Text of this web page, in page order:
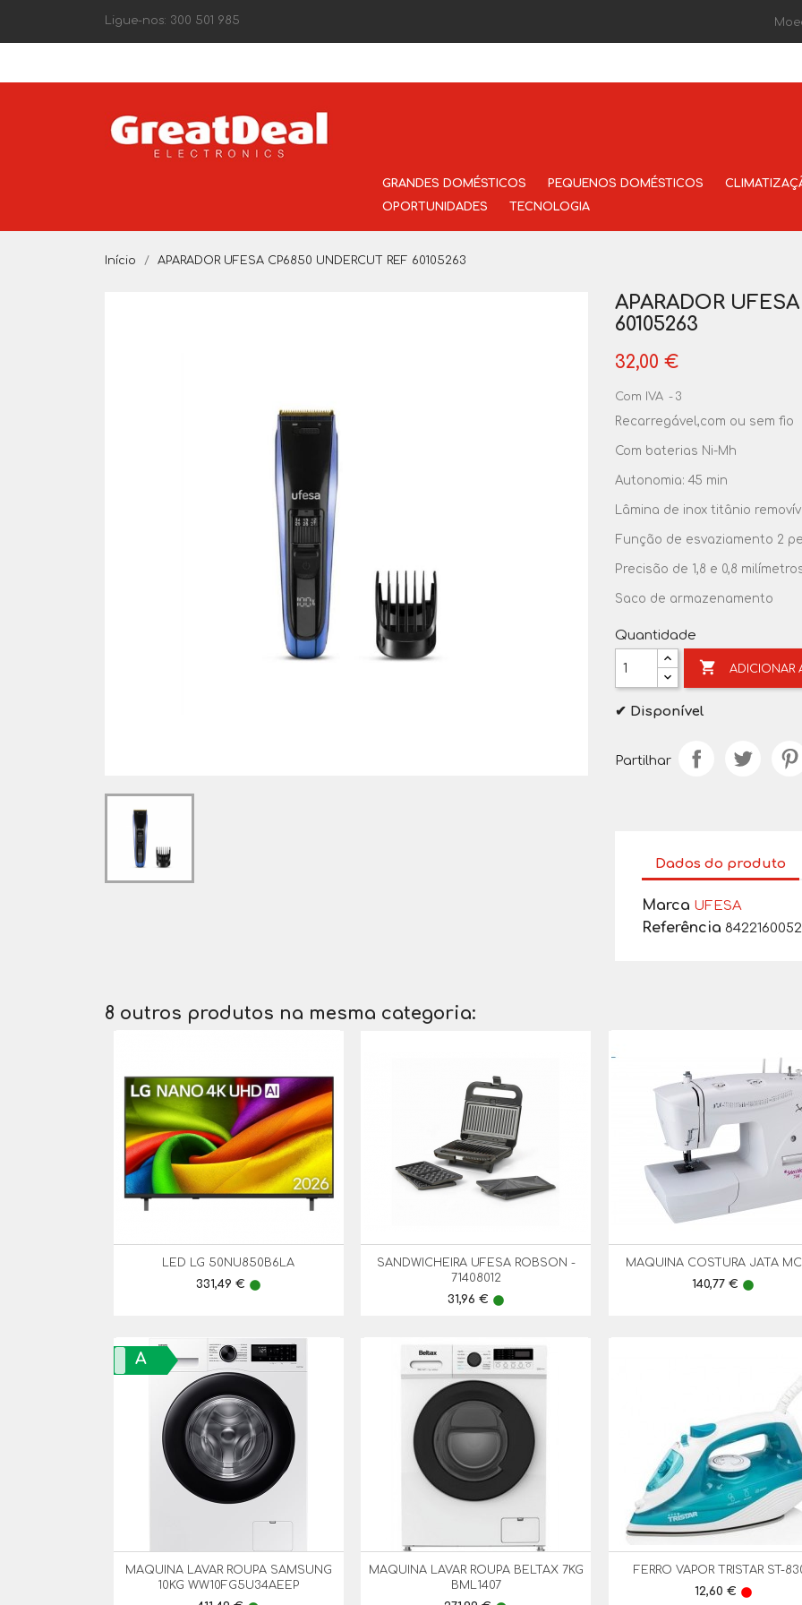
Ligue-nos: 300 501 985
GRANDES DOMÉSTICOS PEQUENOS DOMÉSTICOS
OPORTUNIDADES
TECNOLOGIA
Início APARADOR UFESA CP6850 UNDERCUT REF 60105263
APARADOR
60105263
32,00 €
Com IVA 3
Recarregável,com ou sem fio
Com baterias Ni-Mh
Autonomia: 45 min
Lâmina de inox titânio
Função de esvaziamento 2
Precisão de 1,8 e 0,8
Saco de armazenamento
Quantidade
 ADICIONAR
✔ Disponível
Partilhar
Dados do produto
Marca UFESA
Referência
8 outros produtos na mesma categoria:
LED LG 50NU850B6LA
Preço
331,49 € lens
 Vista Rápida
SANDWICHEIRA UFESA ROBSON -
71408012
Preço
31,96 € lens
 Vista Rápida
MAQUINA COSTURA JATA
Preço
140,77 € lens
Vista Rápida
MAQUINA LAVAR ROUPA SAMSUNG
10KG WW10FG5U34AEEP
A
Vista Rápida
MAQUINA LAVAR ROUPA BELTAX 7KG
BML1407
Vista Rápida
FERRO VAPOR TRISTAR ST-
Preço
12,60 € lens
Vista Rápida